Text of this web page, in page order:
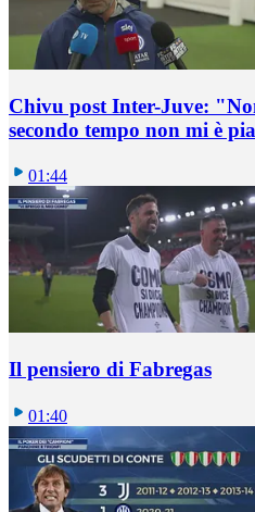
Chivu post Inter-Juve:
secondo tempo non mi è
01:44
Il pensiero di Fabregas
01:40